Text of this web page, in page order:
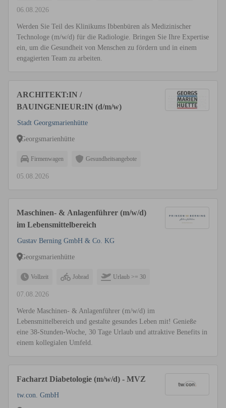
06.08.2026
Werden Sie Teil des Klinikums Ibbenbüren als Medizinischer
Technologe (m/w/d) für die Radiologie. Bringen Sie Ihre Expertise
ein, um die Gesundheit von Menschen zu fördern und in einem
engagierten Team zu arbeiten.
ARCHITEKT:IN /
BAUINGENIEUR:IN (d/m/w)
Stadt Georgsmarienhütte
Georgsmarienhütte
Firmenwagen Gesundheitsangebote
05.08.2026
Maschinen- & Anlagenführer (m/w/d)
im Lebensmittelbereich
Gustav Berning GmbH & Co. KG
Georgsmarienhütte
Vollzeit Jobrad Urlaub >= 30
07.08.2026
Werde Maschinen- & Anlagenführer (m/w/d) im
Lebensmittelbereich und gestalte gesundes Leben mit! Genieße
eine 38-Stunden-Woche, 30 Tage Urlaub und attraktive Benefits in
einem kollegialen Umfeld.
Facharzt Diabetologie (m/w/d) - MVZ
tw.con. GmbH